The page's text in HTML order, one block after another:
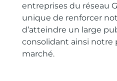
entreprises du réseau
unique de renforcer
d’atteindre un large
consolidant ainsi
marché.